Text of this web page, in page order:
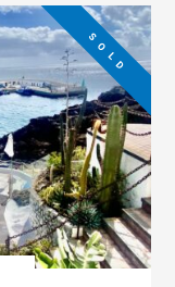
S O L D